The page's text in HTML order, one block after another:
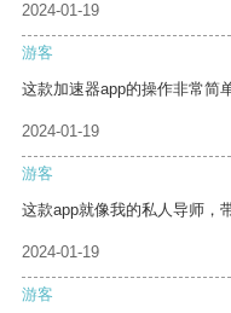
2024-01-19
游客
这款加速器app的操作非常简
2024-01-19
游客
这款app就像我的私人导师，
2024-01-19
游客